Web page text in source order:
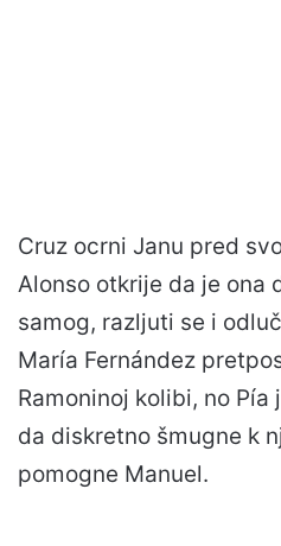
Cruz ocrni Janu pred
Alonso otkrije da je ona
samog, razljuti se i
María Fernández
Ramoninoj kolibi, no
da diskretno šmugne k
pomogne Manuel.